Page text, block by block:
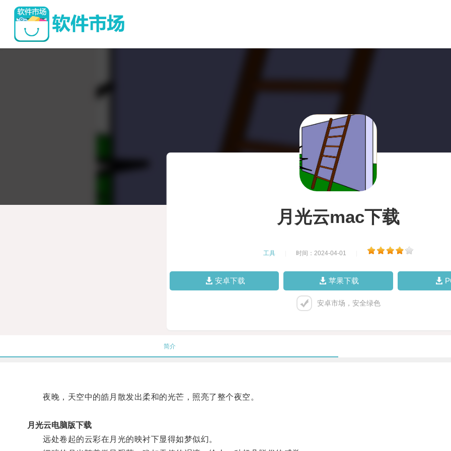
月光云mac下载
工具 时间：2024-04-01
安卓下载 苹果下载
安卓市场，安全绿色
简介
夜晚，天空中的皓月散发出柔和的光芒，照亮了整个夜空。
月光云电脑版下载
远处卷起的云彩在月光的映衬下显得如梦似幻。